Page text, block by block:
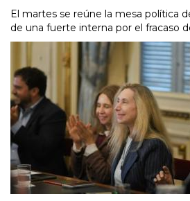
El martes se reúne la mesa política
de una fuerte interna por el fracaso